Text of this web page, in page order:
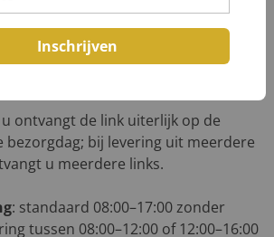
worden direct berekend.
Duitsland: neem voordat u bestelt
u ontvangt de link uiterlijk op de
bezorgdag; bij levering uit meerdere
u meerdere links.
: standaard 08:00–17:00 zonder
tussen 08:00–12:00 of 12:00–16:00
Inschrijven